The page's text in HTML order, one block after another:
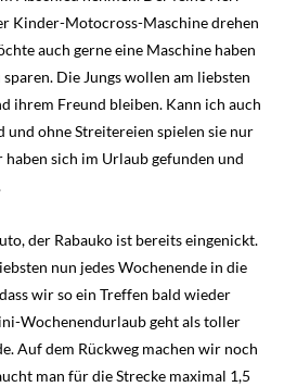
Kinder-Motocross-Maschine drehen
auch gerne eine Maschine haben
Die Jungs wollen am liebsten
ihrem Freund bleiben. Kann ich auch
und ohne Streitereien spielen sie nur
haben sich im Urlaub gefunden und
der Rabauko ist bereits eingenickt.
nun jedes Wochenende in die
wir so ein Treffen bald wieder
Wochenendurlaub geht als toller
Auf dem Rückweg machen wir noch
man für die Strecke maximal 1,5